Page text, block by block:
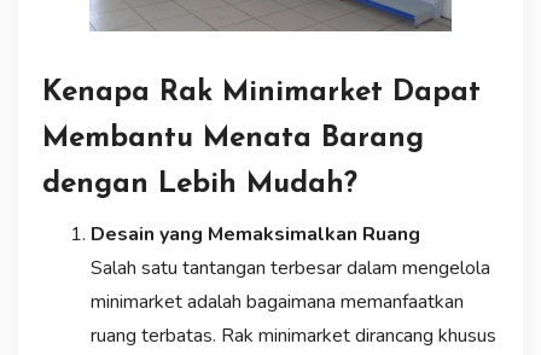
Kenapa Rak Minimarket Dapat
Membantu Menata Barang
dengan Lebih Mudah?
Desain yang Memaksimalkan Ruang
Salah satu tantangan terbesar dalam mengelola
minimarket adalah bagaimana memanfaatkan
ruang terbatas. Rak minimarket dirancang khusus